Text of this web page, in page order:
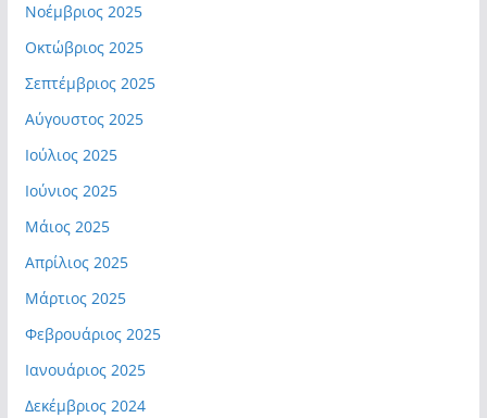
Νοέμβριος 2025
Οκτώβριος 2025
Σεπτέμβριος 2025
Αύγουστος 2025
Ιούλιος 2025
Ιούνιος 2025
Μάιος 2025
Απρίλιος 2025
Μάρτιος 2025
Φεβρουάριος 2025
Ιανουάριος 2025
Δεκέμβριος 2024